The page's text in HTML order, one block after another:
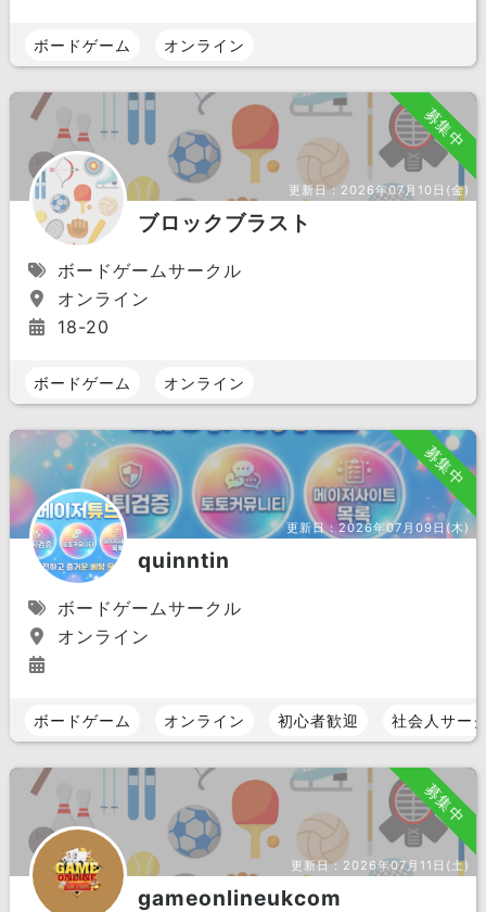
ボードゲーム オンライン
募集中
更新日： 2026年07月10日(金)
ブロックブラスト
ボードゲームサークル
オンライン
18-20
ボードゲーム オンライン
募集中
更新日：2026年07月09日(木)
quinntin
ボードゲームサークル
オンライン
ボードゲーム オンライン 初心者歓迎 社会人サー
募集中
更新日： 2026年07月11日(土)
gameonlineukcom